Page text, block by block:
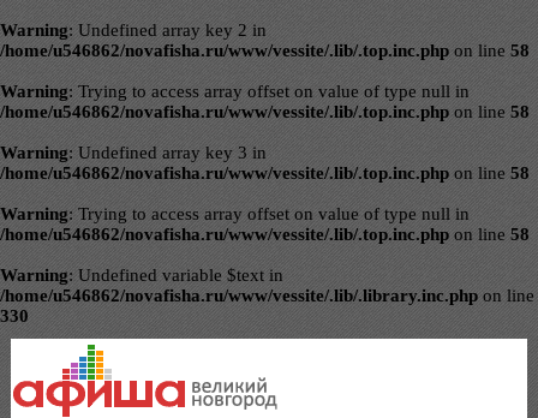
Warning: Undefined array key 2 in
/home/u546862/novafisha.ru/www/vessite/.lib/.top.inc.php on line 58
Warning: Trying to access array offset on value of type null in
/home/u546862/novafisha.ru/www/vessite/.lib/.top.inc.php on line 58
Warning: Undefined array key 3 in
/home/u546862/novafisha.ru/www/vessite/.lib/.top.inc.php on line 58
Warning: Trying to access array offset on value of type null in
/home/u546862/novafisha.ru/www/vessite/.lib/.top.inc.php on line 58
Warning: Undefined variable $text in
/home/u546862/novafisha.ru/www/vessite/.lib/.library.inc.php on line
330